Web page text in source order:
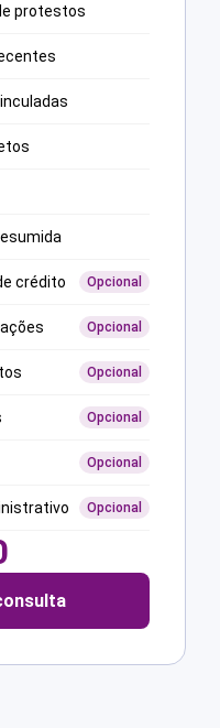
protestos
crédito Opcional
Opcional
Opcional
Opcional
Opcional
Opcional